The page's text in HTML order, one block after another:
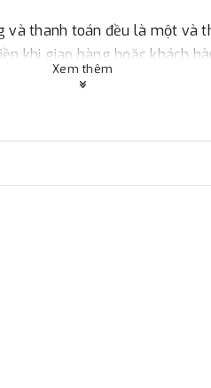
và thanh toán đều là một và
khi giao hàng hoặc khách
tùy thuộc vào đơn hàng.
Xem thêm